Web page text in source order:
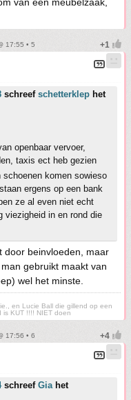
17:55 • 5
schreef schetterklep het
openbaar vervoer,
taxis ect heb gezien
schoenen komen sowieso
ergens op een bank
ze al even niet echt
viezigheid in en rond die
door beinvloeden, maar
gebruikt maakt van
wel het minste.
en Lucie Ball die gillend op een
KUT !!!! NIET doen
17:56 • 6
schreef Gia het